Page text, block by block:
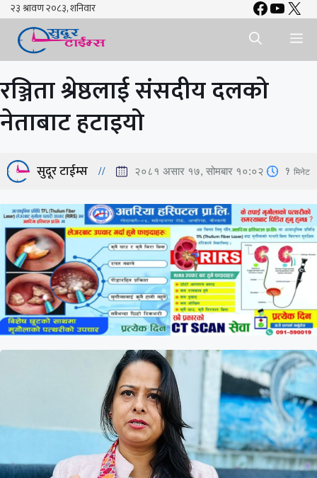
Skip
content
X
रञ्जिता श्रेष्ठलाई संसदीय दलको
नेताबाट हटाइयो
सुदूर टाईम्स २०८१ असार १७, सोमबार १०:०२ 1 मिनेट